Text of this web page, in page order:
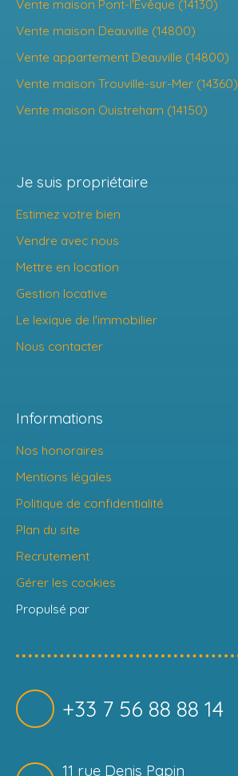
Vente maison Pont-l'Évêque (14130)
Vente maison Deauville (14800)
Vente appartement Deauville (14800)
Vente maison Trouville-sur-Mer (14360)
Vente maison Ouistreham (14150)
Je suis propriétaire
Estimez votre bien
Vendre avec nous
Mettre en location
Gestion locative
Le lexique de l'immobilier
Nous contacter
Informations
Nos honoraires
Mentions légales
Politique de confidentialité
Plan du site
Recrutement
Gérer les cookies
Propulsé par
+33 7 56 88 88 14
11 rue Denis Papin